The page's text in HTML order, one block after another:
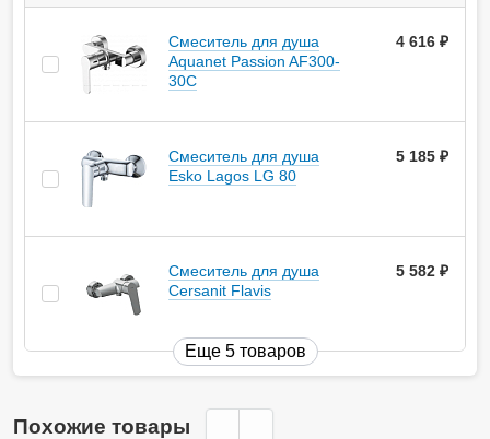
Смеситель для душа
Aquanet Passion AF300-
30С
4 616
Смеситель для душа
Esko Lagos LG 80
5 185
Смеситель для душа
Cersanit Flavis
5 582
Еще 5 товаров
Похожие товары